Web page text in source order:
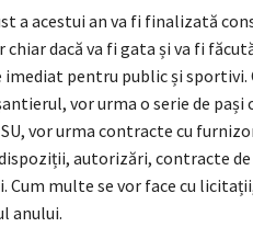
a acestui an va fi finalizată
chiar dacă va fi gata și va fi
imediat pentru public și
vor urma o serie de pași
vor urma contracte cu
autorizări, contracte
Cum multe se vor face cu
anului.